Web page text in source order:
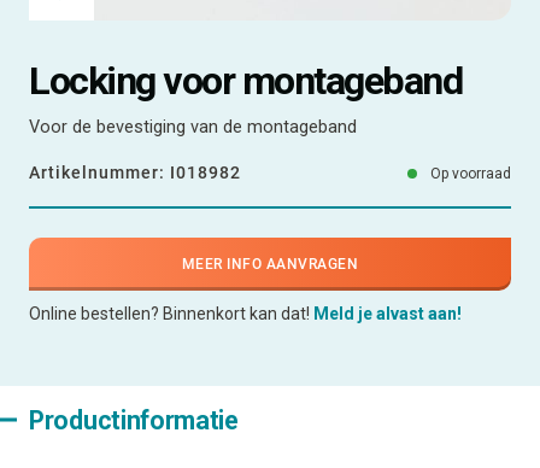
Locking voor montageband
Voor de bevestiging van de montageband
Artikelnummer: I018982 Op voorraad
MEER INFO AANVRAGEN
Online bestellen? Binnenkort kan dat! Meld je alvast aan!
Productinformatie